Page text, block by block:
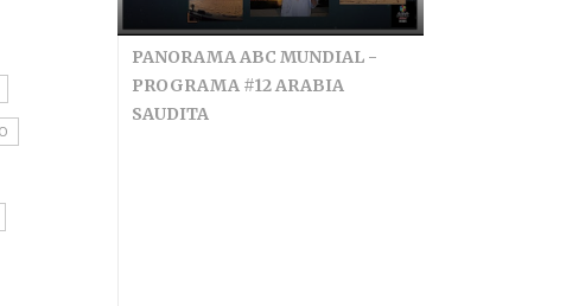
PANORAMA ABC MUNDIAL -
PROGRAMA #12 ARABIA
SAUDITA